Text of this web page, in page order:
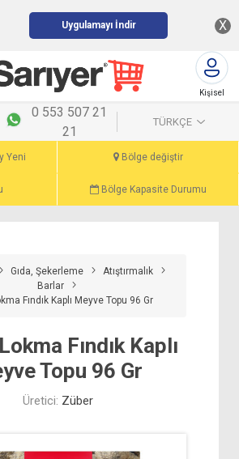
Uygulamayı İndir X
Kişisel
0 553 507 21
21
TÜRKÇE
Yeni Bölge değiştir
Bölge Kapasite Durumu
Gıda, Şekerleme
Atıştırmalık
Barlar
Fındık Kaplı Meyve Topu 96 Gr
Fındık Kaplı
Topu 96 Gr
Üretici: Züber